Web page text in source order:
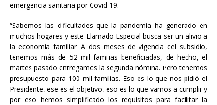
emergencia sanitaria por Covid-19.
“Sabemos las dificultades que la pandemia ha generado en
muchos hogares y este Llamado Especial busca ser un alivio a
la economía familiar. A dos meses de vigencia del subsidio,
tenemos más de 52 mil familias beneficiadas, de hecho, el
martes pasado entregamos la segunda nómina. Pero tenemos
presupuesto para 100 mil familias. Eso es lo que nos pidió el
Presidente, ese es el objetivo, eso es lo que vamos a cumplir y
por eso hemos simplificado los requisitos para facilitar la